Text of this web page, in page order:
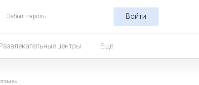
Забыл пароль Войти
Развлекательные центры Ещё